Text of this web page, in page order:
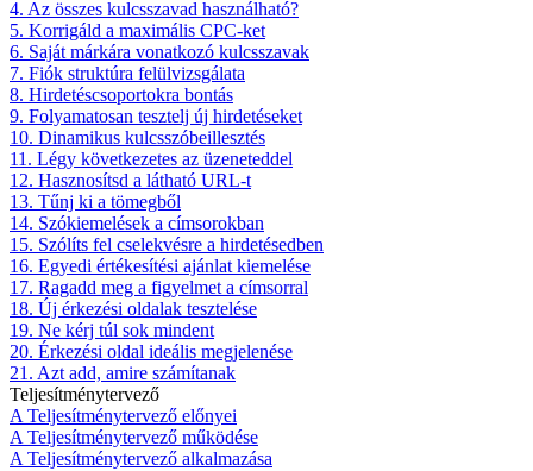
4. Az összes kulcsszavad használható?
5. Korrigáld a maximális CPC-ket
6. Saját márkára vonatkozó kulcsszavak
7. Fiók struktúra felülvizsgálata
8. Hirdetéscsoportokra bontás
9. Folyamatosan tesztelj új hirdetéseket
10. Dinamikus kulcsszóbeillesztés
11. Légy következetes az üzeneteddel
12. Hasznosítsd a látható URL-t
13. Tűnj ki a tömegből
14. Szókiemelések a címsorokban
15. Szólíts fel cselekvésre a hirdetésedben
16. Egyedi értékesítési ajánlat kiemelése
17. Ragadd meg a figyelmet a címsorral
18. Új érkezési oldalak tesztelése
19. Ne kérj túl sok mindent
20. Érkezési oldal ideális megjelenése
21. Azt add, amire számítanak
Teljesítménytervező
A Teljesítménytervező előnyei
A Teljesítménytervező működése
A Teljesítménytervező alkalmazása